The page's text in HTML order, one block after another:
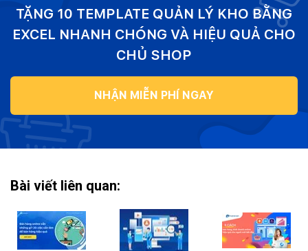
TẶNG 10 TEMPLATE QUẢN LÝ KHO BẰNG
EXCEL NHANH CHÓNG VÀ HIỆU QUẢ CHO
CHỦ SHOP
NHẬN MIỄN PHÍ NGAY
Bài viết liên quan: